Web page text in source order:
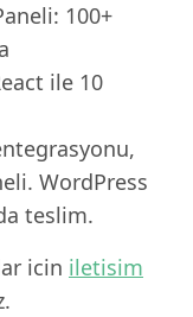
100+
ile 10
WordPress
teslim.
icin iletisim